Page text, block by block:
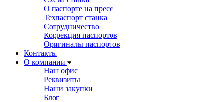
О паспорте на пресс
Техпаспорт станка
Сотрудничество
Коррекция паспортов
Оригиналы паспортов
Контакты
О компании
Наш офис
Реквизиты
Наши закупки
Блог